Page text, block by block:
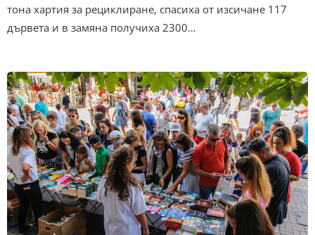
тона хартия за рециклиране, спасиха от изсичане 117
дървета и в замяна получиха 2300…